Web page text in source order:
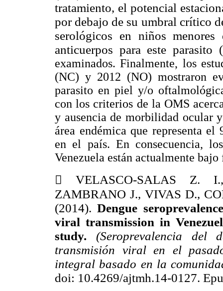
tratamiento, el potencial
por debajo de su umbral crítico
serológicos en niños
anticuerpos para este
examinados. Finalmente, los
(NC) y 2012 (NO) mostraron
parasito en piel y/o
con los criterios de la OMS
y ausencia de morbilidad ocular
área endémica que representa
en el país. En consecuencia,
Venezuela están actualmente
 VELASCO-SALAS Z.
ZAMBRANO J., VIVAS D.,
(2014).Dengue
viral transmission in
study. (Seroprevalencia
transmisión viral en el
integral basado en la
doi: 10.4269/ajtmh.14-0127.